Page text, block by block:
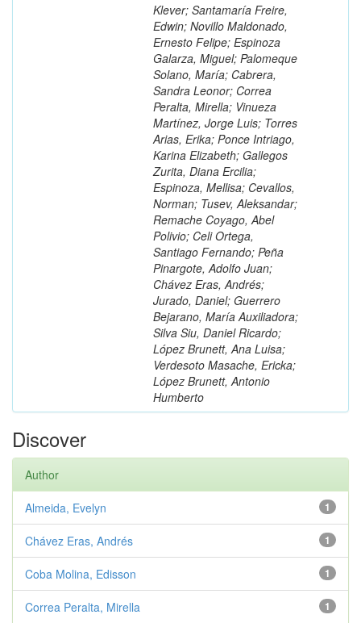
Klever; Santamaría Freire,
Edwin; Novillo Maldonado,
Ernesto Felipe; Espinoza
Galarza, Miguel; Palomeque
Solano, María; Cabrera,
Sandra Leonor; Correa
Peralta, Mirella; Vinueza
Martínez, Jorge Luis; Torres
Arias, Erika; Ponce Intriago,
Karina Elizabeth; Gallegos
Zurita, Diana Ercilia;
Espinoza, Mellisa; Cevallos,
Norman; Tusev, Aleksandar;
Remache Coyago, Abel
Polivio; Celi Ortega,
Santiago Fernando; Peña
Pinargote, Adolfo Juan;
Chávez Eras, Andrés;
Jurado, Daniel; Guerrero
Bejarano, María Auxiliadora;
Silva Siu, Daniel Ricardo;
López Brunett, Ana Luisa;
Verdesoto Masache, Ericka;
López Brunett, Antonio
Humberto
Discover
Author
1
Almeida, Evelyn
1
Chávez Eras, Andrés
1
Coba Molina, Edisson
1
Correa Peralta, Mirella